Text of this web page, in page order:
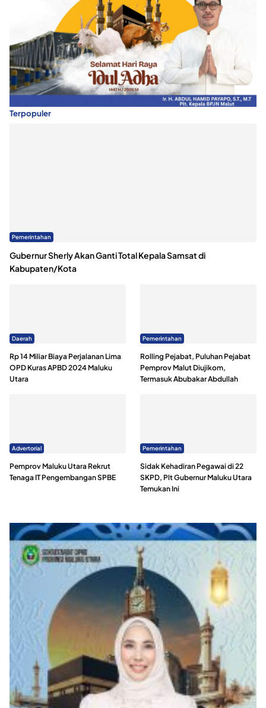
Terpopuler
Pemerintahan
Gubernur Sherly Akan Ganti Total Kepala Samsat di
Kabupaten/Kota
Daerah
Rp 14 Miliar Biaya Perjalanan Lima
OPD Kuras APBD 2024 Maluku
Utara
Pemerintahan
Rolling Pejabat, Puluhan Pejabat
Pemprov Malut Diujikom,
Termasuk Abubakar Abdullah
Advertorial
Pemprov Maluku Utara Rekrut
Tenaga IT Pengembangan SPBE
Pemerintahan
Sidak Kehadiran Pegawai di 22
SKPD, Plt Gubernur Maluku Utara
Temukan Ini